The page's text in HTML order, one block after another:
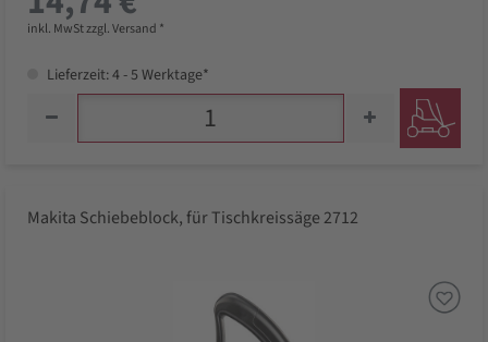
inkl. MwSt zzgl. Versand *
Lieferzeit: 4 - 5 Werktage*
Makita Schiebeblock, für Tischkreissäge 2712